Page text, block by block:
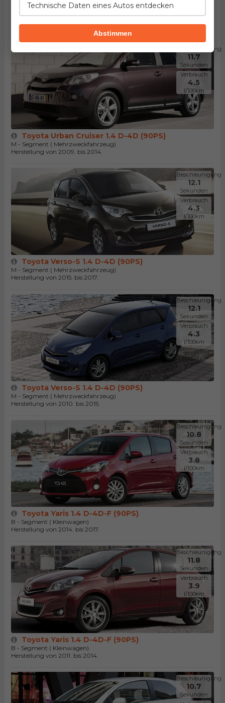
Toyota IQ 1.4 D-4D (90PS)
A - Segment ( Kleinstwagen)
Herstellung von 2009. bis 2015.
Beschleunigung
11.7
Sekunden
Verbrauch
4.5
l/100km
Toyota Urban Cruiser 1.4 D-4D (90PS)
M - Segment ( Mehrzweckfahrzeug)
Herstellung von 2009. bis 2014.
Beschleunigung
12.1
Sekunden
Verbrauch
4.3
l/100km
Toyota Verso-S 1.4 D-4D (90PS)
M - Segment ( Mehrzweckfahrzeug)
Herstellung von 2015. bis 2017.
Beschleunigung
12.1
Sekunden
Verbrauch
4.3
l/100km
Toyota Verso-S 1.4 D-4D (90PS)
M - Segment ( Mehrzweckfahrzeug)
Herstellung von 2010. bis 2015.
Beschleunigung
10.8
Sekunden
Verbrauch
3.8
l/100km
Toyota Yaris 1.4 D-4D-F (90PS)
B - Segment ( Kleinwagen)
Herstellung von 2014. bis 2017.
Beschleunigung
11.8
Sekunden
Verbrauch
3.9
l/100km
Toyota Yaris 1.4 D-4D-F (90PS)
B - Segment ( Kleinwagen)
Herstellung von 2011. bis 2014.
Beschleunigung
10.7
Sekunden
Technische Daten eines Autos entdecken
Abstimmen